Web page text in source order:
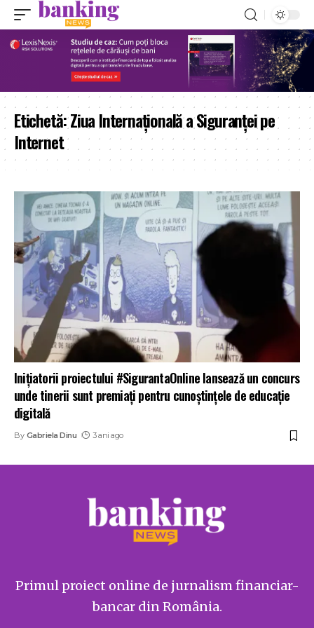
Etichetă:Ziua Internațională a Siguranței pe
Internet
Inițiatorii proiectului #SigurantaOnline lansează un concurs
unde tinerii sunt premiați pentru cunoștințele de educație
digitală
By Gabriela Dinu 3 ani ago
Primul proiect online de jurnalism financiar-
bancar din România.